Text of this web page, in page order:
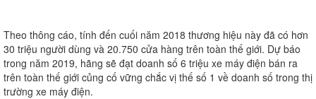
Theo thông cáo, tính đến cuối năm 2018 thương hiệu này đã có hơn
30 triệu người dùng và 20.750 cửa hàng trên toàn thế giới. Dự báo
trong năm 2019, hãng sẽ đạt doanh số 6 triệu xe máy điện bán ra
trên toàn thế giới củng cố vững chắc vị thế số 1 về doanh số trong thị
trường xe máy điện.